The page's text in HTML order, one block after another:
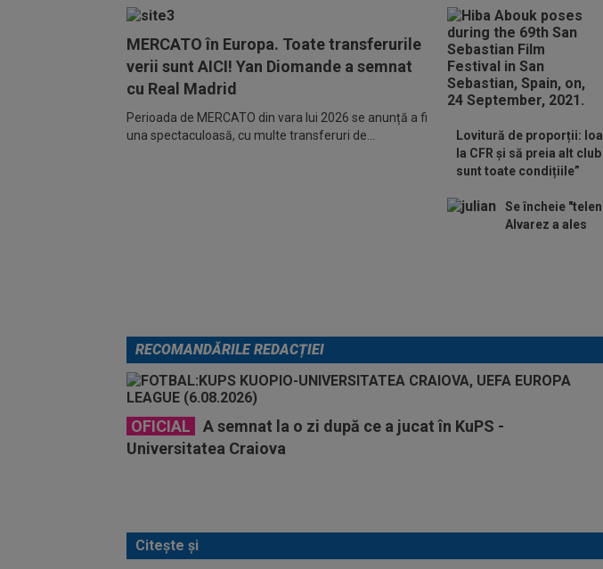
MERCATO în Europa. Toate transferurile
verii sunt AICI! Yan Diomande a semnat
cu Real Madrid
Perioada de MERCATO din vara lui 2026 se anunță a fi
una spectaculoasă, cu multe transferuri de...
Lovitură de proporții:
la CFR și să preia alt
sunt toate condițiile”
Se încheie
Alvarez a ales
RECOMANDĂRILE REDACȚIEI
OFICIAL
A semnat la o zi după ce a jucat în KuPS -
Universitatea Craiova
Citește și